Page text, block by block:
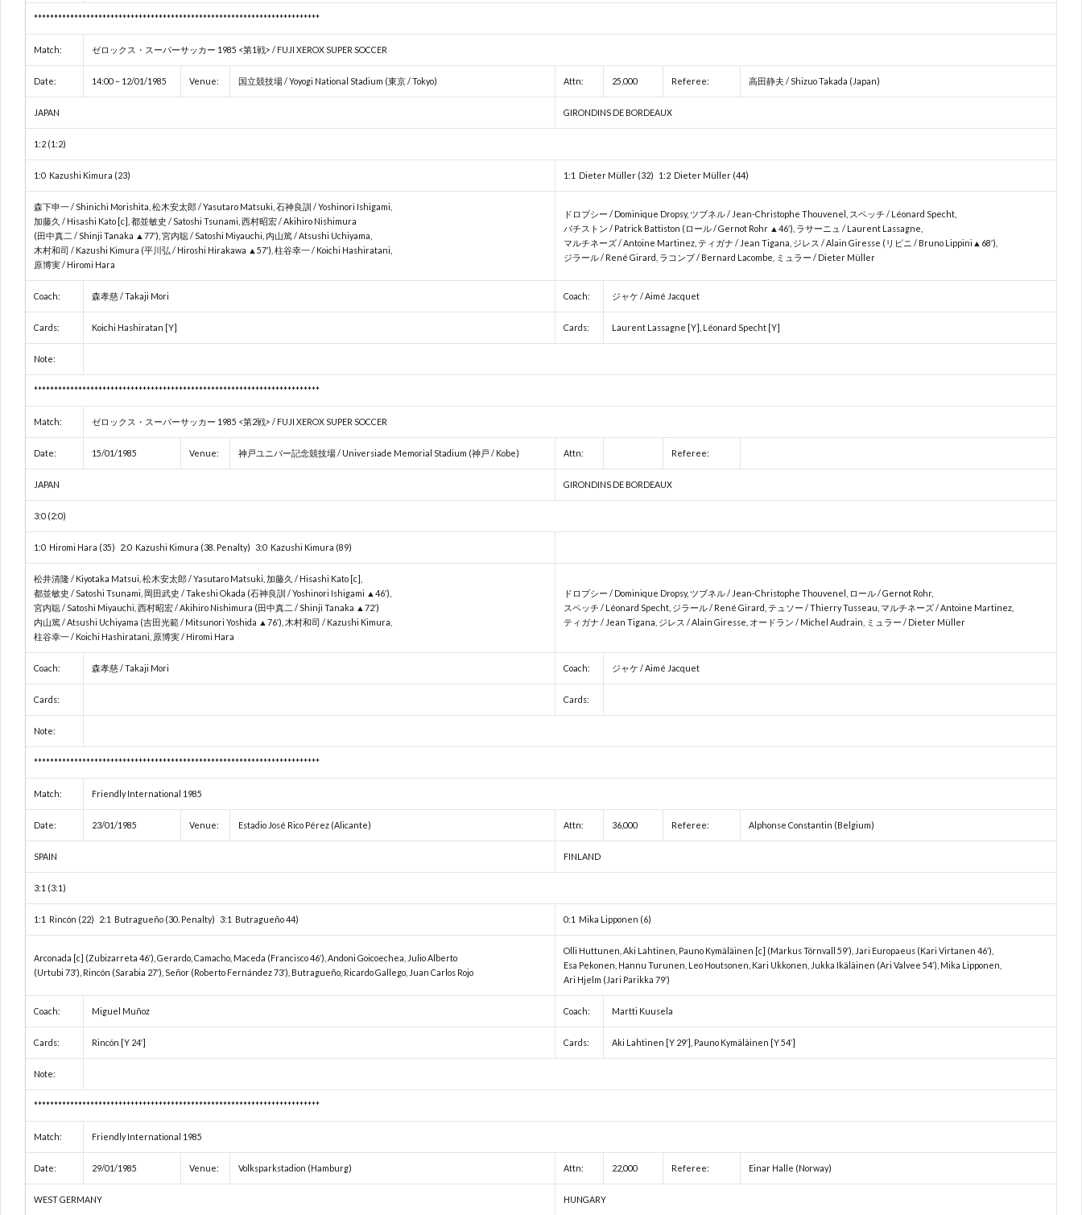
***********************************************************************
Match: ゼロックス・スーパーサッカー 1985 <第1戦> / FUJI XEROX SUPER SOCCER
Date: 14:00 – 12/01/1985 Venue: 国立競技場 / Yoyogi National Stadium (東京 / Tokyo) Attn: 25,000 Referee: 高田静夫 / Shizuo Takada (Japan)
JAPAN GIRONDINS DE BORDEAUX
1:2 (1:2)
1:0 Kazushi Kimura (23) 1:1 Dieter Müller (32) 1:2 Dieter Müller (44)
森下申一 / Shinichi Morishita, 松木安太郎 / Yasutaro Matsuki, 石神良訓 / Yoshinori Ishigami,
加藤久 / Hisashi Kato [c], 都並敏史 / Satoshi Tsunami, 西村昭宏 / Akihiro Nishimura
(田中真二 / Shinji Tanaka ▲77′), 宮内聡 / Satoshi Miyauchi, 内山篤 / Atsushi Uchiyama,
木村和司 / Kazushi Kimura (平川弘 / Hiroshi Hirakawa ▲57′), 柱谷幸一 / Koichi Hashiratani,
原博実 / Hiromi Hara
ドロプシー / Dominique Dropsy, ツブネル / Jean-Christophe Thouvenel, スペッチ / Léonard Specht,
バチストン / Patrick Battiston (ロール / Gernot Rohr ▲46′), ラサーニュ / Laurent Lassagne,
マルチネーズ / Antoine Martinez, ティガナ / Jean Tigana, ジレス / Alain Giresse (リピニ / Bruno Lippini▲68′),
ジラール / René Girard, ラコンブ / Bernard Lacombe, ミュラー / Dieter Müller
Coach: 森孝慈 / Takaji Mori Coach: ジャケ / Aimé Jacquet
Cards: Koichi Hashiratan [Y] Cards: Laurent Lassagne [Y], Léonard Specht [Y]
Note:
***********************************************************************
Match: ゼロックス・スーパーサッカー 1985 <第2戦> / FUJI XEROX SUPER SOCCER
Date: 15/01/1985 Venue: 神戸ユニバー記念競技場 / Universiade Memorial Stadium (神戸 / Kobe) Attn: Referee:
JAPAN GIRONDINS DE BORDEAUX
3:0 (2:0)
1:0 Hiromi Hara (35) 2:0 Kazushi Kimura (38. Penalty) 3:0 Kazushi Kimura (89)
松井清隆 / Kiyotaka Matsui, 松木安太郎 / Yasutaro Matsuki, 加藤久 / Hisashi Kato [c],
都並敏史 / Satoshi Tsunami, 岡田武史 / Takeshi Okada (石神良訓 / Yoshinori Ishigami ▲46′),
宮内聡 / Satoshi Miyauchi, 西村昭宏 / Akihiro Nishimura (田中真二 / Shinji Tanaka ▲72′)
内山篤 / Atsushi Uchiyama (吉田光範 / Mitsunori Yoshida ▲76′), 木村和司 / Kazushi Kimura,
柱谷幸一 / Koichi Hashiratani, 原博実 / Hiromi Hara
ドロプシー / Dominique Dropsy, ツブネル / Jean-Christophe Thouvenel, ロール / Gernot Rohr,
スペッチ / Léonard Specht, ジラール / René Girard, テュソー / Thierry Tusseau, マルチネーズ / Antoine Martinez,
ティガナ / Jean Tigana, ジレス / Alain Giresse, オードラン / Michel Audrain, ミュラー / Dieter Müller
Coach: 森孝慈 / Takaji Mori Coach: ジャケ / Aimé Jacquet
Cards: Cards:
Note:
***********************************************************************
Match: Friendly International 1985
Date: 23/01/1985 Venue: Estadio José Rico Pérez (Alicante) Attn: 36,000 Referee: Alphonse Constantin (Belgium)
SPAIN FINLAND
3:1 (3:1)
1:1 Rincón (22) 2:1 Butragueño (30. Penalty) 3:1 Butragueño 44) 0:1 Mika Lipponen (6)
Arconada [c] (Zubizarreta 46′), Gerardo, Camacho, Maceda (Francisco 46′), Andoni Goicoechea, Julio Alberto
(Urtubi 73′), Rincón (Sarabia 27′), Señor (Roberto Fernández 73′), Butragueño, Ricardo Gallego, Juan Carlos Rojo
Olli Huttunen, Aki Lahtinen, Pauno Kymäläinen [c] (Markus Törnvall 59′), Jari Europaeus (Kari Virtanen 46′),
Esa Pekonen, Hannu Turunen, Leo Houtsonen, Kari Ukkonen, Jukka Ikäläinen (Ari Valvee 54′), Mika Lipponen,
Ari Hjelm (Jari Parikka 79′)
Coach: Miguel Muñoz Coach: Martti Kuusela
Cards: Rincón [Y 24′] Cards: Aki Lahtinen [Y 29′], Pauno Kymäläinen [Y 54′]
Note:
***********************************************************************
Match: Friendly International 1985
Date: 29/01/1985 Venue: Volksparkstadion (Hamburg) Attn: 22,000 Referee: Einar Halle (Norway)
WEST GERMANY HUNGARY